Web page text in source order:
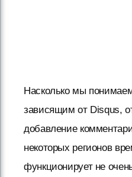
Насколько мы
зависящим от Disqus,
добавление
некоторых регионов
функционирует не